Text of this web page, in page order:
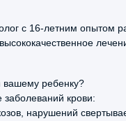
с 16-летним опытом
ребенку?
заболеваний крови:
нарушений
врача-
2026